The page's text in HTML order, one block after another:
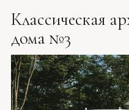
Классическая
дома №3